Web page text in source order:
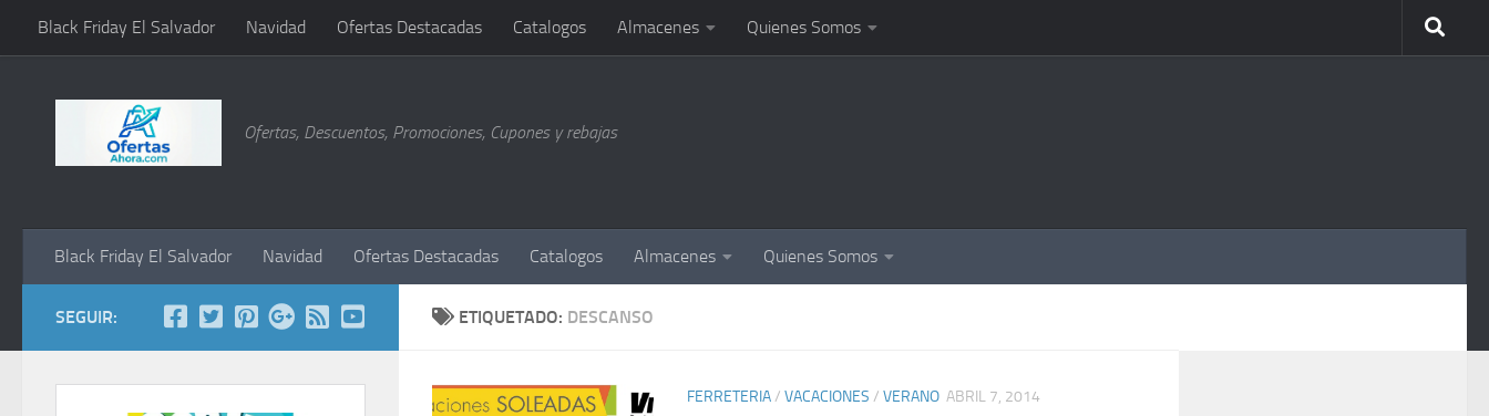
Saltar al contenido
Black Friday El Salvador Navidad Ofertas Destacadas Catalogos Almacenes Quienes Somos
Ofertas, Descuentos, Promociones, Cupones y rebajas
Black Friday El Salvador Navidad Ofertas Destacadas Catalogos Almacenes Quienes Somos
ETIQUETADO: DESCANSO
FERRETERIA/ VACACIONES / VERANO ABRIL 7, 2014
SEGUIR: